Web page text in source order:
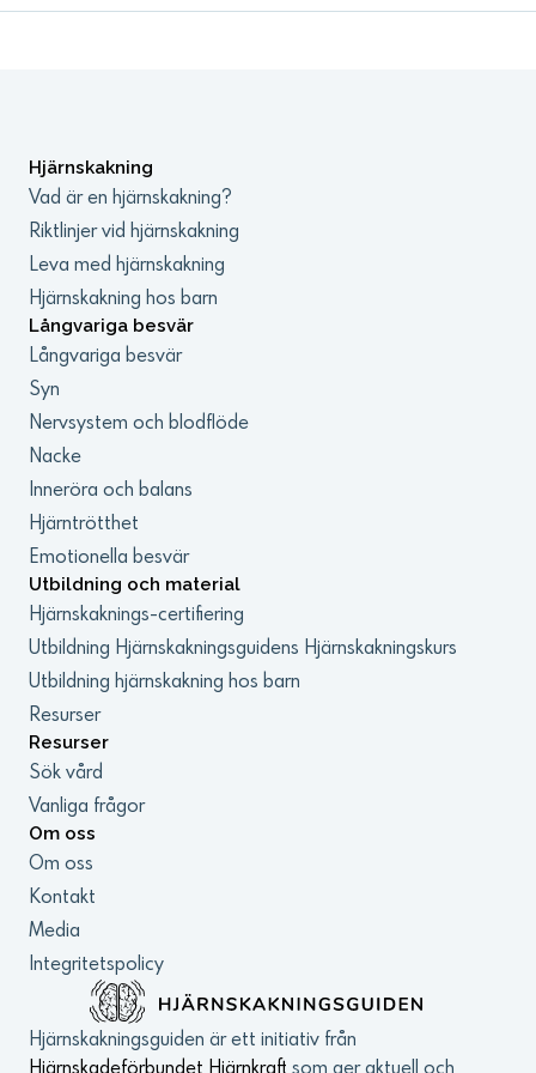
vetenskaper Lund, ST-läkare, VO Neurokirurgi,
Hjärnskakningsguiden är ett initiativ från
Hjärnskadeförbundet Hjärnkraft som ger aktuell och
Hjärnskakning
Vad är en hjärnskakning?
Riktlinjer vid hjärnskakning
Leva med hjärnskakning
Hjärnskakning hos barn
Långvariga besvär
Långvariga besvär
Syn
Nervsystem och blodflöde
Nacke
Inneröra och balans
Hjärntrötthet
Emotionella besvär
Utbildning och material
Hjärnskaknings-certifiering
Utbildning Hjärnskakningsguidens Hjärnskakningskurs
Utbildning hjärnskakning hos barn
Resurser
Resurser
Sök vård
Vanliga frågor
Om oss
Om oss
Kontakt
Media
Integritetspolicy